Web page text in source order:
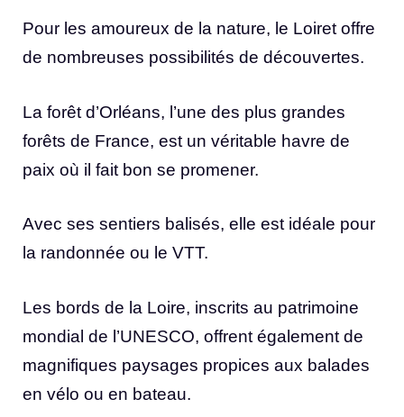
Pour les amoureux de la nature, le Loiret offre
de nombreuses possibilités de découvertes.
La forêt d’Orléans, l’une des plus grandes
forêts de France, est un véritable havre de
paix où il fait bon se promener.
Avec ses sentiers balisés, elle est idéale pour
la randonnée ou le VTT.
Les bords de la Loire, inscrits au patrimoine
mondial de l’UNESCO, offrent également de
magnifiques paysages propices aux balades
en vélo ou en bateau.